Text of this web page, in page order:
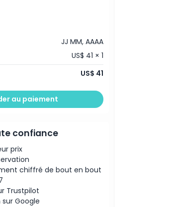
JJ MM, AAAA
US$ 41 × 1
US$ 41
au paiement
confiance
prix
chiffré de bout en bout
Trustpilot
sur Google